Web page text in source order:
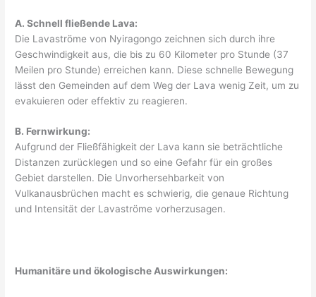
A. Schnell fließende Lava:
Die Lavaströme von Nyiragongo zeichnen sich durch ihre
Geschwindigkeit aus, die bis zu 60 Kilometer pro Stunde (37
Meilen pro Stunde) erreichen kann. Diese schnelle Bewegung
lässt den Gemeinden auf dem Weg der Lava wenig Zeit, um zu
evakuieren oder effektiv zu reagieren.
B. Fernwirkung:
Aufgrund der Fließfähigkeit der Lava kann sie beträchtliche
Distanzen zurücklegen und so eine Gefahr für ein großes
Gebiet darstellen. Die Unvorhersehbarkeit von
Vulkanausbrüchen macht es schwierig, die genaue Richtung
und Intensität der Lavaströme vorherzusagen.
Humanitäre und ökologische Auswirkungen: